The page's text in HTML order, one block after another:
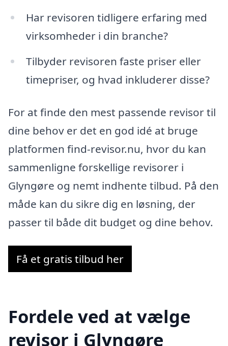
Har revisoren tidligere erfaring med
virksomheder i din branche?
Tilbyder revisoren faste priser eller
timepriser, og hvad inkluderer disse?
For at finde den mest passende revisor til
dine behov er det en god idé at bruge
platformen find-revisor.nu, hvor du kan
sammenligne forskellige revisorer i
Glyngøre og nemt indhente tilbud. På den
måde kan du sikre dig en løsning, der
passer til både dit budget og dine behov.
Få et gratis tilbud her
Fordele ved at vælge
revisor i Glyngøre